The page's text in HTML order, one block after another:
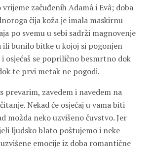
začuđenih Adamâ i Evâ; doba
čija koža je imala maskirnu
po svemu u sebi sadrži magnovenje
ili bunilo bitke u kojoj si pogonjen
osjećaš se poprilično besmrtno dok
te prvi metak ne pogodi.
prevarim, zavedem i navedem na
Nekad će osjećaj u vama biti
možda neko uzvišeno čuvstvo. Jer
ljudsko blato poštujemo i neke
emocije iz doba romantične